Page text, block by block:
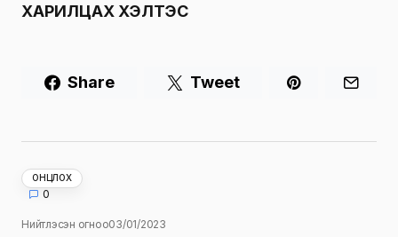
ХАРИЛЦАХ ХЭЛТЭС
Share Tweet
ОНЦЛОХ
0
Нийтлэсэн огноо03/01/2023